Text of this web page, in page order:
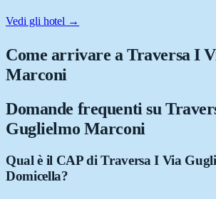
Vedi gli hotel →
Come arrivare aTraversa I
Marconi
Domande frequenti su
Guglielmo Marconi
Qual è il CAP di Traversa I Via
Domicella?